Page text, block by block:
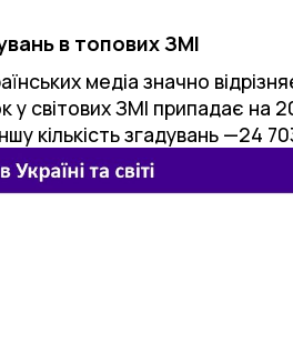
в топових ЗМІ
медіа значно
світових ЗМІ припадає на
кількість згадувань —24